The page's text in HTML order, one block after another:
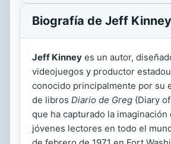
Biografía de Jeff Kinney
Jeff Kinney es un autor,
videojuegos y productor
conocido principalmente por su
de libros Diario de Greg (Diary
que ha capturado la
jóvenes lectores en todo el